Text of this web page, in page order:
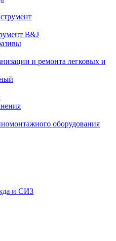
B&J
и ремонта легковых и
оборудования
и СИЗ